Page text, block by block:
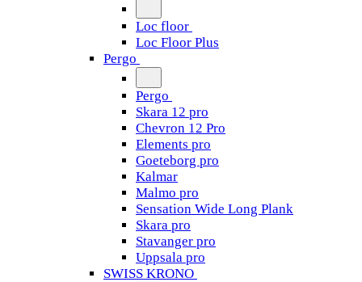
Loc floor
Loc Floor Plus
Pergo
Pergo
Skara 12 pro
Chevron 12 Pro
Elements pro
Goeteborg pro
Kalmar
Malmo pro
Sensation Wide Long Plank
Skara pro
Stavanger pro
Uppsala pro
SWISS KRONO